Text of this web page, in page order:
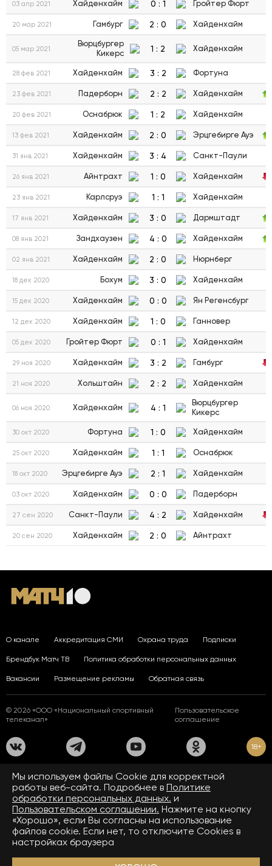
03 апр 2021 Хайденхайм 0 : 1 Гройтер Фюрт
20 мар 2021 Гамбург 2 : 0 Хайденхайм
05 мар 2021
Вюрцбургер
Кикерс
1 : 2 Хайденхайм
28 фев 2021 Хайденхайм 3 : 2 Фортуна
23 фев 2021 Падерборн 2 : 2 Хайденхайм
20 фев 2021 Оснабрюк 1 : 2 Хайденхайм
13 фев 2021 Хайденхайм 2 : 0 Эрцгебирге Ауэ
31 янв 2021 Хайденхайм 3 : 4 Санкт-Паули
26 янв 2021 Айнтрахт 1 : 0 Хайденхайм
23 янв 2021 Карлсруэ 1 : 1 Хайденхайм
17 янв 2021 Хайденхайм 3 : 0 Дармштадт
08 янв 2021 Зандхаузен 4 : 0 Хайденхайм
02 янв 2021 Хайденхайм 2 : 0 Нюрнберг
18 дек 2020 Бохум 3 : 0 Хайденхайм
15 дек 2020 Хайденхайм 0 : 0 Ян Регенсбург
12 дек 2020 Хайденхайм 1 : 0 Ганновер
05 дек 2020 Гройтер Фюрт 0 : 1 Хайденхайм
29 ноя 2020 Хайденхайм 3 : 2 Гамбург
21 ноя 2020 Хольштайн 2 : 2 Хайденхайм
06 ноя 2020 Хайденхайм 4 : 1
Вюрцбургер
Кикерс
30 окт 2020 Фортуна 1 : 0 Хайденхайм
25 окт 2020 Хайденхайм 1 : 1 Оснабрюк
18 окт 2020 Эрцгебирге Ауэ 2 : 1 Хайденхайм
03 окт 2020 Хайденхайм 0 : 0 Падерборн
27 сен 2020 Санкт-Паули 4 : 2 Хайденхайм
20 сен 2020 Хайденхайм 2 : 0 Айнтрахт
О канале Аккредитация СМИ Охрана труда Подписки
Брендбук Матч ТВ Политика обработки персональных данных
Вакансии Размещение рекламы Обратная связь
© 2026 «ООО «Национальный спортивный
телеканал»
Пользовательское
соглашение
18+
На сайте применяются рекомендательные технологии. Подробнее
Правилах применения рекомендательных технологий.
Средство массовой информации сетевое издание «www.matchtv.ru»
зарегистрировано Федеральной службой по надзору в сфере связи,
информационных технологий и массовых коммуникаций (Роскомнадзор).
Свидетельство о регистрации средства массовой информации ЭЛ № ФС 77 - 72390
от 28.02.2018. Название — www.matchtv.ru.
Учредитель (соучредители) СМИ сетевого издания «www.matchtv.ru»: ООО
«Национальный спортивный телеканал», главный редактор СМИ сетевого издания
Мы используем файлы Сookie для корректной
работы веб-сайта. Подробнее в Политике
обработки персональных данных. и
Пользовательском соглашении. Нажмите на кнопку
«Хорошо», если Вы согласны на использование
файлов cookie. Если нет, то отключите Cookies в
настройках браузера